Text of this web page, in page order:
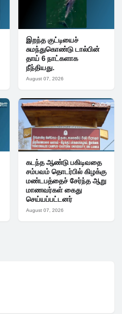
இறந்த குட்டியைச்
சுமந்துகொண்டு டால்பின்
தாய் 6 நாட்களாக
நீந்தியது.
August 07, 2026
கடந்த ஆண்டு பகிடிவதை
சம்பவம் தொடர்பில் கிழக்கு
மண்டபத்தைச் சேர்ந்த ஆறு
மாணவர்கள் கைது
செய்யப்பட்டனர்
August 07, 2026